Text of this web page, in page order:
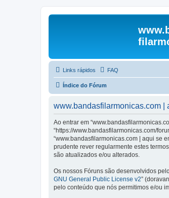
Links rápidos FAQ
Índice do Fórum
www.bandasfilarmonicas.com |
Ao entrar em
“https://www.bandasfilarmonicas.com/
“www.bandasfilarmonicas.com | aqui se
prudente rever regularmente estes
são atualizados e/ou alterados.
Os nossos Fóruns são desenvolvidos
GNU General Public License v2”
pelo conteúdo que nós permitimos e/ou